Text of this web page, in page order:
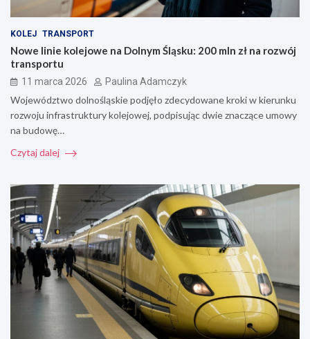
KOLEJ TRANSPORT
Nowe linie kolejowe na Dolnym Śląsku: 200 mln zł na rozwój
transportu
11 marca 2026 Paulina Adamczyk
Województwo dolnośląskie podjęło zdecydowane kroki w kierunku
rozwoju infrastruktury kolejowej, podpisując dwie znaczące umowy
na budowę…
Czytaj dalej